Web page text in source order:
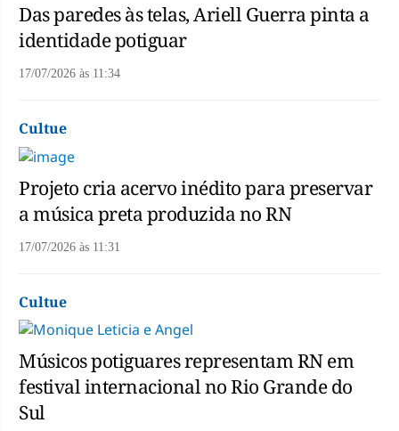
Das paredes às telas, Ariell Guerra pinta a
identidade potiguar
17/07/2026 às 11:34
Cultue
Projeto cria acervo inédito para preservar
a música preta produzida no RN
17/07/2026 às 11:31
Cultue
Músicos potiguares representam RN em
festival internacional no Rio Grande do
Sul